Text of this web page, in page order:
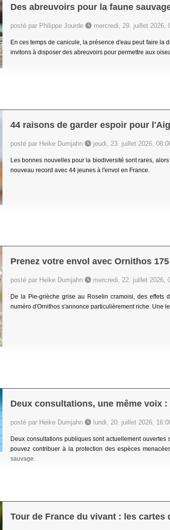
Des abreuvoirs pour la faune
posté par Philippe Jourde mercredi, 29. juillet 2026,
En ces temps de canicule, la présence d'eau peut faire la
invitons à disposer des abreuvoirs pour permettre aux
44 raisons de garder espoir pour
posté par Heike Dumjahn jeudi, 23. juillet 2026,
Les bonnes nouvelles pour la biodiversité sont rares,
nouveau record avec 44 jeunes à l'envol en France.
Prenez votre envol avec Ornithos 175
posté par Heike Dumjahn mercredi, 22. juillet 2026,
De la Pie-grièche grise au Roselin cramoisi, des effets
numéro d'Ornithos s'annonce particulièrement riche. Une
Deux consultations, une même voix
posté par Heike Dumjahn lundi, 20. juillet 2026,
Deux consultations publiques sont actuellement
pouvez contribuer à la protection des espèces
sauvage.
Tour de France du vivant : les cartes